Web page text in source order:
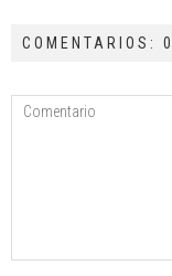
COMENTARIOS: 0